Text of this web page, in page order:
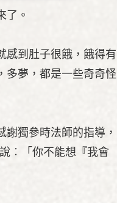
了。
感到肚子很餓，餓得有
多夢，都是一些奇奇怪
獨參時法師的指導，
︰「你不能想『我會